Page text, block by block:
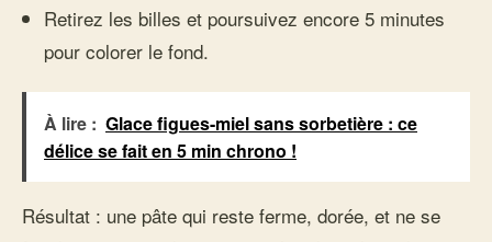
Retirez les billes et poursuivez encore 5 minutes
pour colorer le fond.
À lire : Glace figues-miel sans sorbetière : ce
délice se fait en 5 min chrono !
Résultat : une pâte qui reste ferme, dorée, et ne se